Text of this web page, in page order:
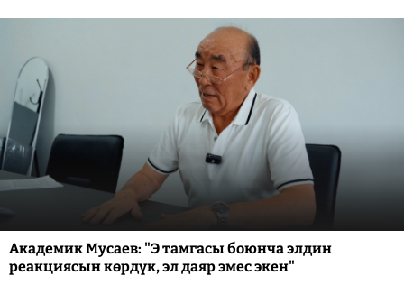
Академик Мусаев: "Э тамгасы боюнча элдин
реакциясын көрдүк, эл даяр эмес экен"